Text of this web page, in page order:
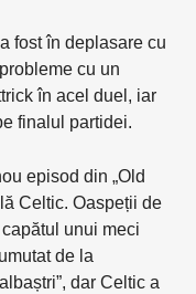
fost în deplasare cu
cu un
în acel duel, iar
finalul partidei.
episod din „Old
Celtic. Oaspeții de
unui meci
de la
dar Celtic a